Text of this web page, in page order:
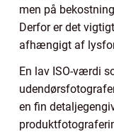
men på
Derfor er det
afhængigt af
En lav ISO-værdi
en fin